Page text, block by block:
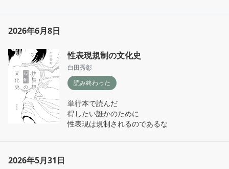
2026年6月8日
性表現規制の文化史
白田秀彰
読み終わった
単行本で読んだ
得したい誰かのために
性表現は規制されるのであるな
2026年5月31日